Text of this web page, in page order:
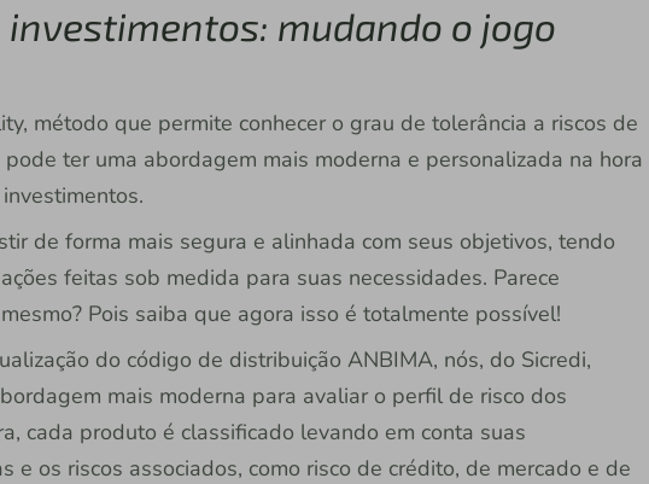
investimentos: mudando o jogo
método que permite conhecer o grau de tolerância a riscos de
ter uma abordagem mais moderna e personalizada na hora
de forma mais segura e alinhada com seus objetivos, tendo
feitas sob medida para suas necessidades. Parece
Pois saiba que agora isso é totalmente possível!
do código de distribuição ANBIMA, nós, do Sicredi,
mais moderna para avaliar o perfil de risco dos
cada produto é classificado levando em conta suas
e os riscos associados, como risco de crédito, de mercado e de